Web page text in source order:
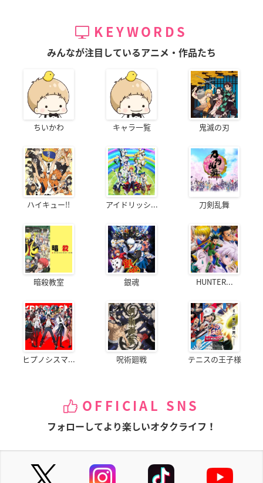
KEYWORDS
みんなが注目しているアニメ・作品たち
ちいかわ キャラ一覧 鬼滅の刃
ハイキュー!! アイドリッシ... 刀剣乱舞
暗殺教室 銀魂 HUNTER...
ヒプノシスマ... 呪術廻戦 テニスの王子様
OFFICIAL SNS
フォローしてより楽しいオタクライフ！